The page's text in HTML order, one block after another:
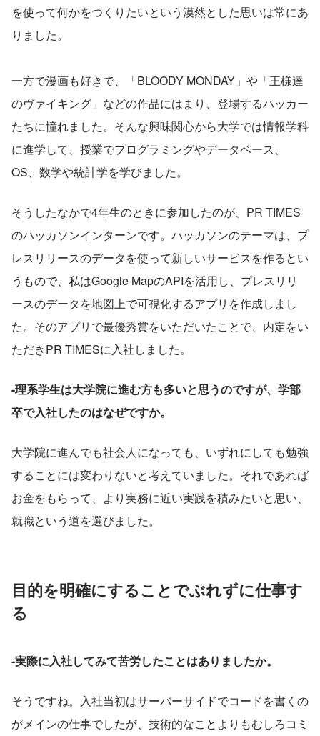
を使って何かをつくりたいという漠然とした思いは常にあ
りました。
一方で漫画も好きで、「BLOODY MONDAY」や「王様達
のヴァイキング」などの作品にはまり、登場するハッカー
たちに憧れました。そんな興味関心から大学では情報学科
に進学して、授業でプログラミングやデータベース、
OS、数学や統計学を学びました。
そうしたなかで4年生のときに参加したのが、PR TIMES
のハッカソンインターンです。ハッカソンのテーマは、プ
レスリリースのデータを使って新しいサービスを作るとい
うもので、私はGoogle MapのAPIを活用し、プレスリリ
ースのデータを地図上で可視化するアプリを作成しまし
た。そのアプリで最優秀賞をいただいたことで、内定をい
ただきPR TIMESに入社しました。
-理系学生は大学院に進む方も多いと思うのですが、学部
卒で入社したのはなぜですか。
大学院に進んでも社会人になっても、いずれにしても勉強
することには変わりないと考えていました。それであれば
お金をもらって、より実務に近い実践を積みたいと思い、
就職という道を選びました。
目的を明確にすることでぶれずに仕事す
る
-実際に入社してみて苦労したことはありましたか。
そうですね。入社当初はサーバーサイドでコードを書くの
がメインの仕事でしたが、技術的なことよりもむしろコミ